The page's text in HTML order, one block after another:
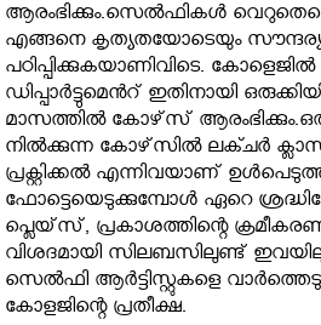
ആരംഭിക്കും.സെല്‍ഫികള്‍
എങ്ങനെ കൃത്യതയോടെയും
പഠിപ്പിക്കുകയാണിവിടെ.
ഡിപ്പാര്‍ട്ടുമെന്‍റ് ഇതിനായി
മാസത്തില്‍ കോഴ്‌സ്
നില്‍ക്കുന്ന കോഴ്‌സില്‍ ലക്ചര്‍
പ്രക്റ്റിക്കല്‍ എന്നിവയാണ്
ഫോട്ടെയെടുക്കുമ്പോള്‍ ഏറെ
പ്ലെയ്‌സ്, പ്രകാശത്തിന്റെ
വിശദമായി സിലബസിലുണ്ട്
സെല്‍ഫി ആര്‍ട്ടിസ്റ്റുകളെ
കോളജിന്റെ പ്രതീക്ഷ.